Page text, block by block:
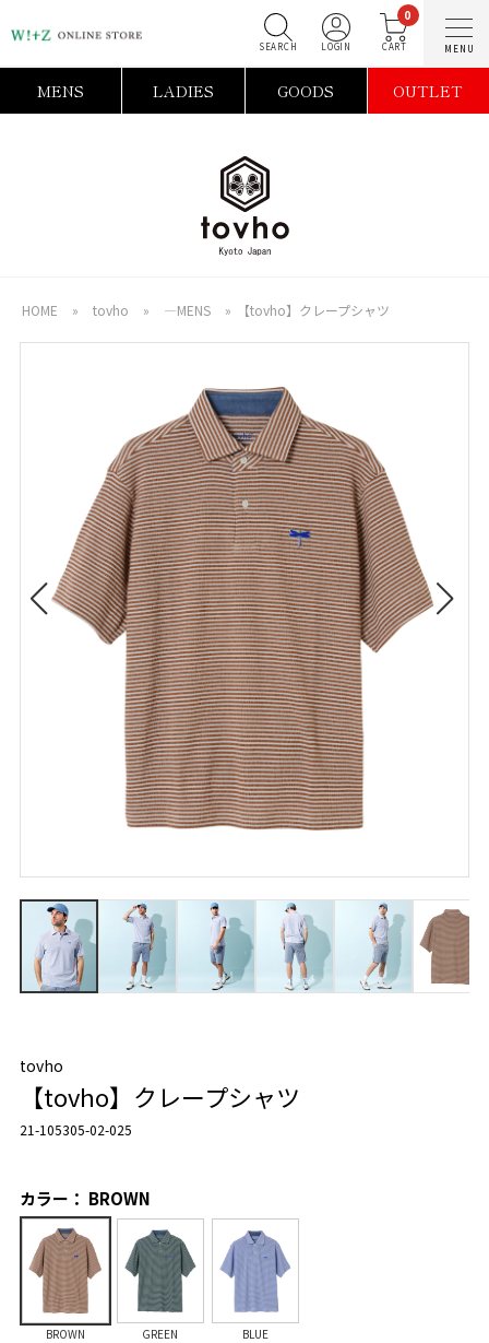
0
MENS LADIES GOODS OUTLET
HOME » tovho » ―MENS » 【tovho】クレープシャツ
tovho
【tovho】クレープシャツ
21-105305-02-025
カラー： BROWN
BROWN GREEN BLUE